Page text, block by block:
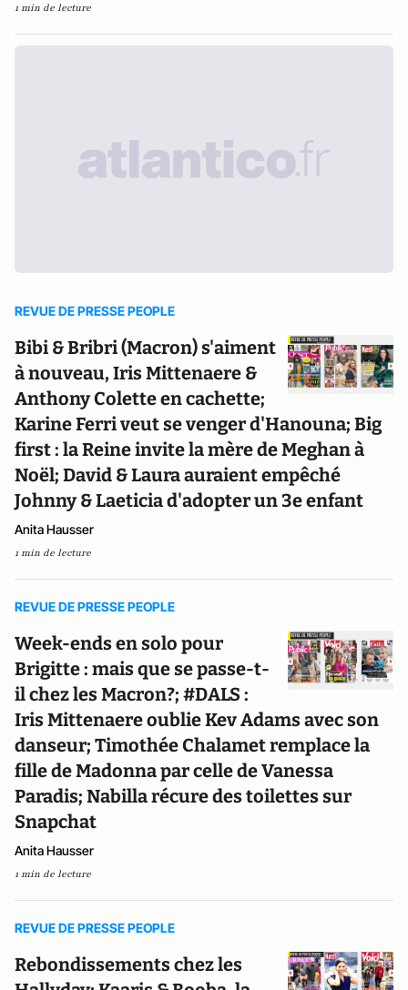
1 min de lecture
REVUE DE PRESSE PEOPLE
Bibi & Bribri (Macron) s'aiment
à nouveau, Iris Mittenaere &
Anthony Colette en cachette;
Karine Ferri veut se venger d'Hanouna; Big
first : la Reine invite la mère de Meghan à
Noël; David & Laura auraient empêché
Johnny & Laeticia d'adopter un 3e enfant
Anita Hausser
1 min de lecture
REVUE DE PRESSE PEOPLE
Week-ends en solo pour
Brigitte : mais que se passe-t-
il chez les Macron?; #DALS :
Iris Mittenaere oublie Kev Adams avec son
danseur; Timothée Chalamet remplace la
fille de Madonna par celle de Vanessa
Paradis; Nabilla récure des toilettes sur
Snapchat
Anita Hausser
1 min de lecture
REVUE DE PRESSE PEOPLE
Rebondissements chez les